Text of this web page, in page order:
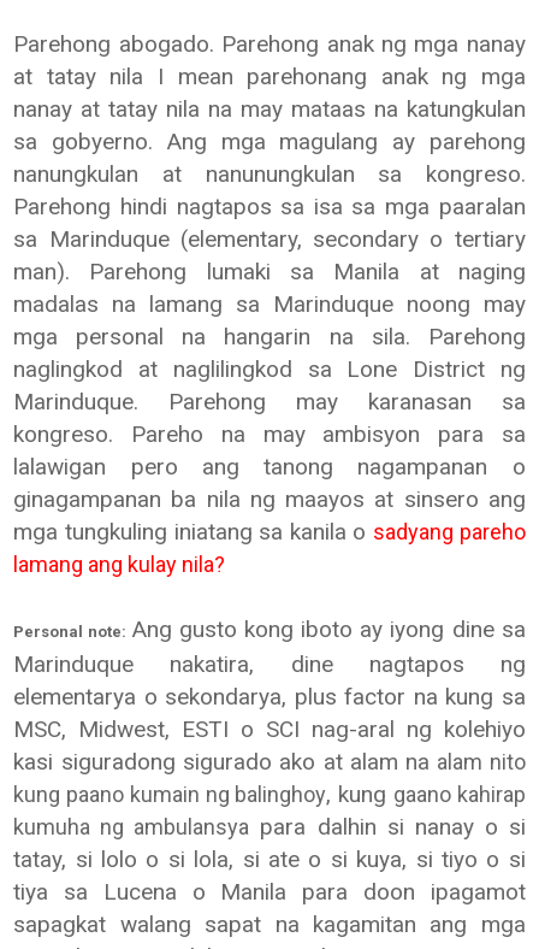
Parehong abogado. Parehong anak ng mga nanay
at tatay nila I mean parehonang anak ng mga
nanay at tatay nila na may mataas na katungkulan
sa gobyerno. Ang mga magulang ay parehong
nanungkulan at nanunungkulan sa kongreso.
Parehong hindi nagtapos sa isa sa mga paaralan
sa Marinduque (elementary, secondary o tertiary
man). Parehong lumaki sa Manila at naging
madalas na lamang sa Marinduque noong may
mga personal na hangarin na sila. Parehong
naglingkod at naglilingkod sa Lone District ng
Marinduque. Parehong may karanasan sa
kongreso. Pareho na may ambisyon para sa
lalawigan pero ang tanong nagampanan o
ginagampanan ba nila ng maayos at sinsero ang
mga tungkuling iniatang sa kanila o sadyang pareho
lamang ang kulay nila?
Personal note: Ang gusto kong iboto ay iyong dine sa
Marinduque nakatira, dine nagtapos ng
elementarya o sekondarya, plus factor na kung sa
MSC, Midwest, ESTI o SCI nag-aral ng kolehiyo
kasi siguradong sigurado ako at alam na alam nito
kung paano kumain ng balinghoy, kung gaano kahirap
kumuha ng ambulansya para dalhin si nanay o si
tatay, si lolo o si lola, si ate o si kuya, si tiyo o si
tiya sa Lucena o Manila para doon ipagamot
sapagkat walang sapat na kagamitan ang mga